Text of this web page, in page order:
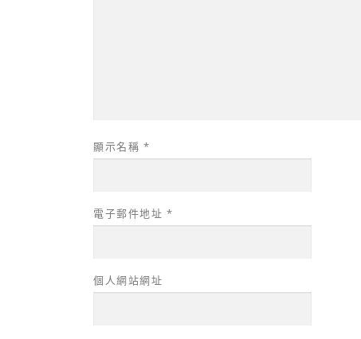
顯示名稱 *
電子郵件地址 *
個人網站網址